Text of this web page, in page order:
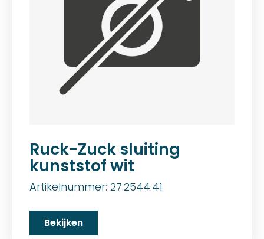
Ruck-Zuck sluiting
kunststof wit
Artikelnummer: 27.2544.41
Bekijken